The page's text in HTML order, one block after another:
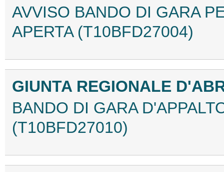
AVVISO BANDO DI GARA
APERTA (T10BFD27004)
GIUNTA REGIONALE
BANDO DI GARA
(T10BFD27010)